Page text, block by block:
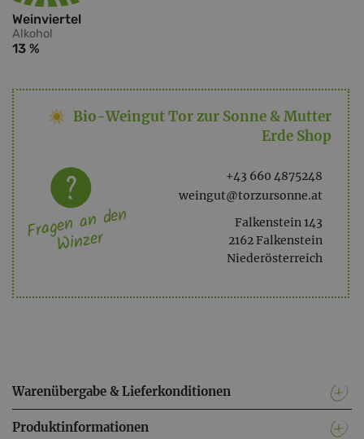
Weinviertel
Alkohol
13 %
Bio-Weingut Tor zur Sonne & Mutter
Erde Shop
+43 660 4875248
weingut@torzursonne.at
Falkenstein 143
2162 Falkenstein
Niederösterreich
Fragen an den
Winzer
Warenübergabe & Lieferkonditionen
Produktinformationen